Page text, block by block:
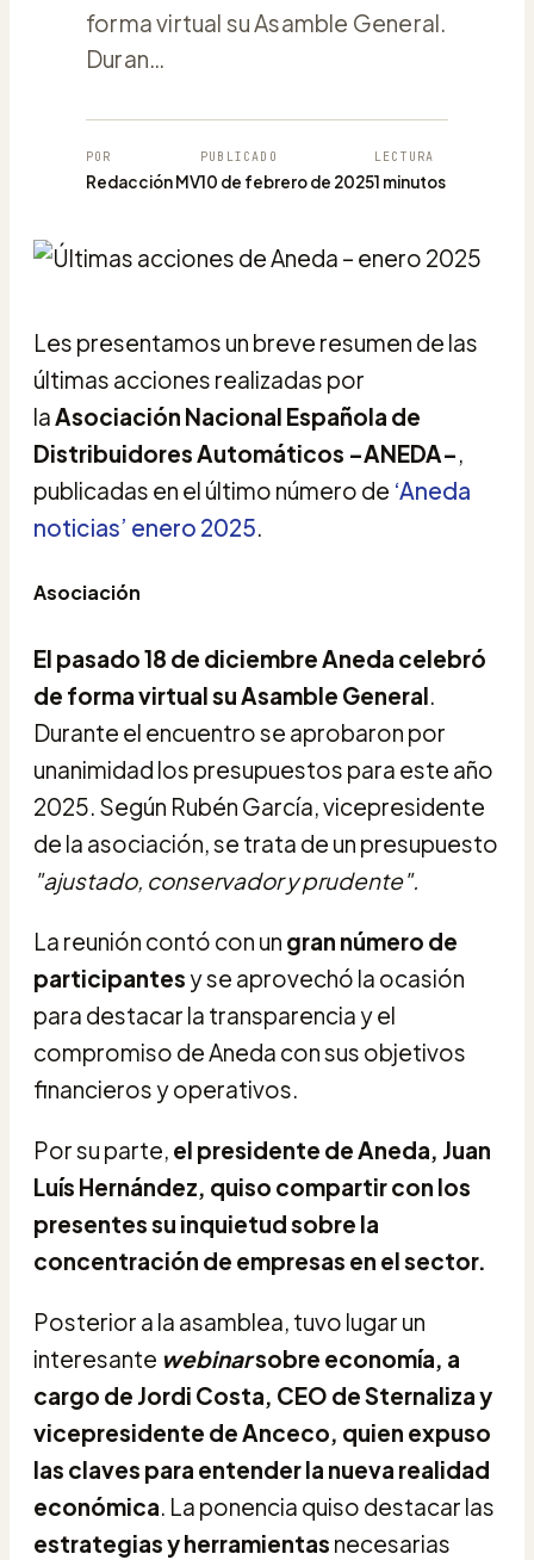
forma virtual su Asamble General.
Duran…
POR
Redacción MV
PUBLICADO
10 de febrero de 2025
LECTURA
1 minutos
Les presentamos un breve resumen de las
últimas acciones realizadas por
laAsociación Nacional Española de
Distribuidores Automáticos –ANEDA–,
publicadas en el último número de ‘Aneda
noticias’ enero 2025.
Asociación
El pasado 18 de diciembre Aneda celebró
de forma virtual su Asamble General.
Durante el encuentro se aprobaron por
unanimidad los presupuestos para este año
2025. Según Rubén García, vicepresidente
de la asociación, se trata de un presupuesto
"ajustado, conservador y prudente".
La reunión contó con un gran número de
participantes y se aprovechó la ocasión
para destacar la transparencia y el
compromiso de Aneda con sus objetivos
financieros y operativos.
Por su parte, el presidente de Aneda, Juan
Luís Hernández, quiso compartir con los
presentes su inquietud sobre la
concentración de empresas en el sector.
Posterior a la asamblea, tuvo lugar un
interesante webinarsobre economía, a
cargo de Jordi Costa, CEO de Sternaliza y
vicepresidente de Anceco, quien expuso
las claves para entender la nueva realidad
económica. La ponencia quiso destacar las
estrategias y herramientas necesarias